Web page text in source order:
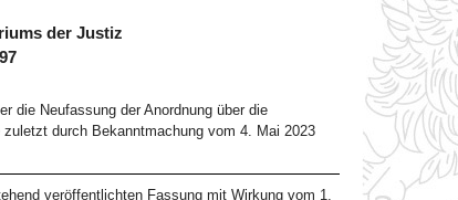
der Justiz
die Neufassung der Anordnung über die
durch Bekanntmachung vom 4. Mai 2023
veröffentlichten Fassung mit Wirkung vom 1.